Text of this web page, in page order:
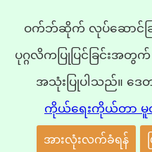
Trepachev
t.me/
ကိုယ်ရေးအချက်အလက် မူဝါဒ
ဝက်ဘ်ဆိုက် လုပ်ဆောင်ခြင်
ပုဂ္ဂလိကပြုပြင်ခြင်းအတွ
အသုံးပြုပါသည်။ ဒေတ
ကိုယ်ရေးကိုယ်တာ မူဝ
အားလုံးလက်ခံရန်